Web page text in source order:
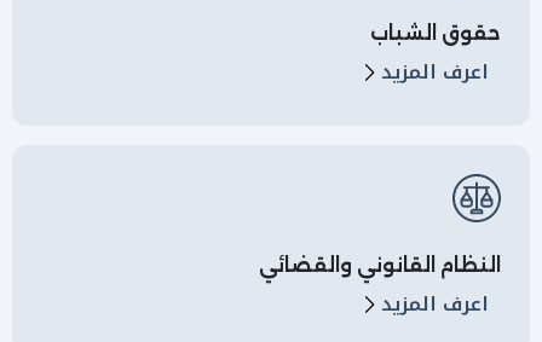
حقوق الشباب
اعرف المزيد
النظام القانوني والقضائي
اعرف المزيد